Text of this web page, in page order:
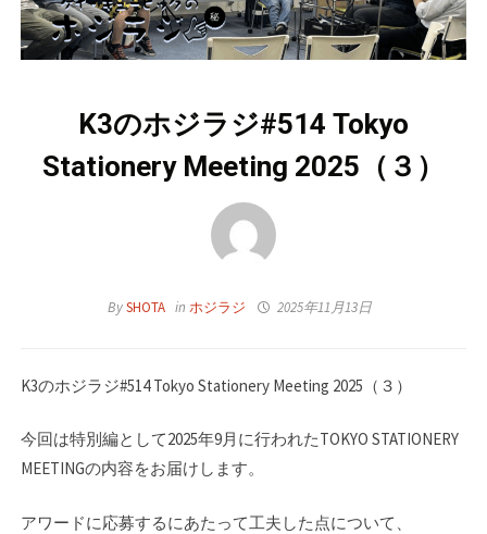
K3のホジラジ#514 Tokyo
Stationery Meeting 2025（３）
BySHOTA inホジラジ 2025年11月13日
K3のホジラジ#514 Tokyo Stationery Meeting 2025（３）
今回は特別編として2025年9月に行われたTOKYO STATIONERY
MEETINGの内容をお届けします。
アワードに応募するにあたって工夫した点について、